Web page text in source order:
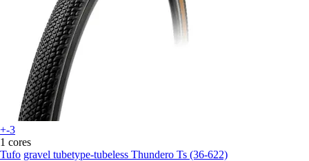
+-3
1 cores
Tufo gravel tubetype-tubeless Thundero Ts (36-622)